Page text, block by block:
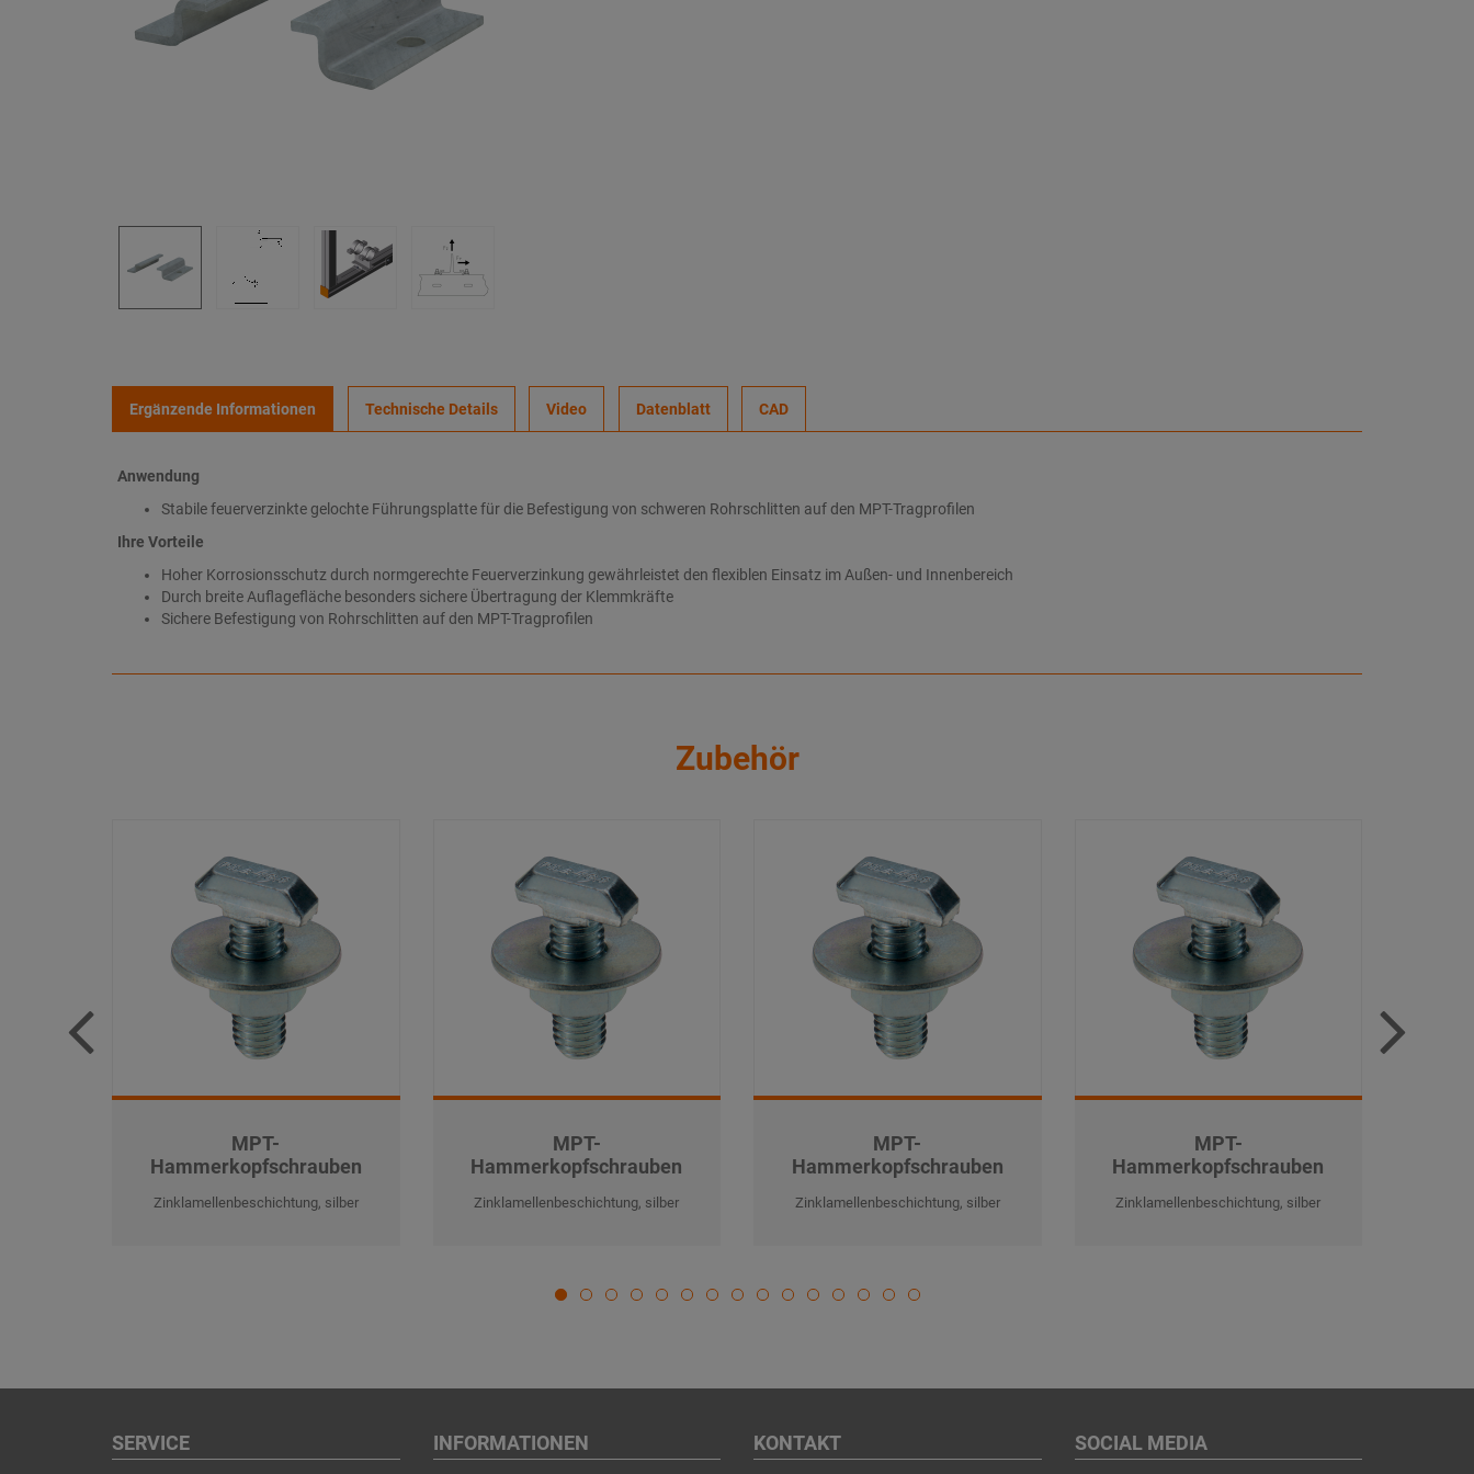
Ergänzende Informationen Technische Details Video Datenblatt CAD
Anwendung
Stabile feuerverzinkte gelochte Führungsplatte für die Befestigung von schweren Rohrschlitten auf den MPT-Tragprofilen
Ihre Vorteile
Hoher Korrosionsschutz durch normgerechte Feuerverzinkung gewährleistet den flexiblen Einsatz im Außen- und Innenbereich
Durch breite Auflagefläche besonders sichere Übertragung der Klemmkräfte
Sichere Befestigung von Rohrschlitten auf den MPT-Tragprofilen
Zubehör
MPT-
Hammerkopfschrauben
Zinklamellenbeschichtung, silber
MPT-
Hammerkopfschrauben
Zinklamellenbeschichtung, silber
MPT-
Hammerkopfschrauben
Zinklamellenbeschichtung, silber
MPT-
Hammerkopfschrauben
Zinklamellenbeschichtung, silber
SERVICE INFORMATIONEN KONTAKT SOCIAL MEDIA